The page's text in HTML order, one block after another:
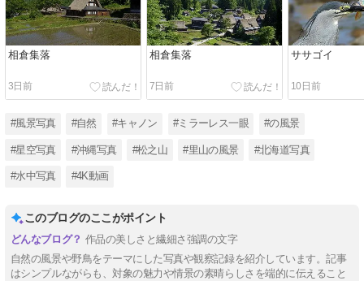
相倉集落
3日前
相倉集落
7日前
ササゴイ
10日前
#風景写真 #自然 #キャノン #ミラーレス一眼 #の風景
#星空写真 #沖縄写真 #松之山 #里山の風景 #北海道写真
#水中写真 #4K動画
このブログのここがポイント
作品の美しさと繊細さ強調の文字
自然の風景や野鳥をテーマにした写真や観察記録を紹介しています。記事
はシンプルながらも、対象の魅力や情景の素晴らしさを端的に伝えること